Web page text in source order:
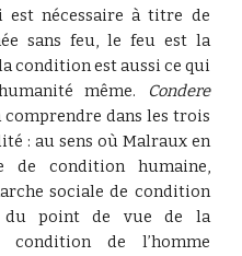
nécessaire à titre de
sans feu, le feu est la
condition est aussi ce qui
même.
Condere
dans les trois
: au sens où Malraux en
de condition humaine,
sociale de condition
du point de vue de la
de l’homme